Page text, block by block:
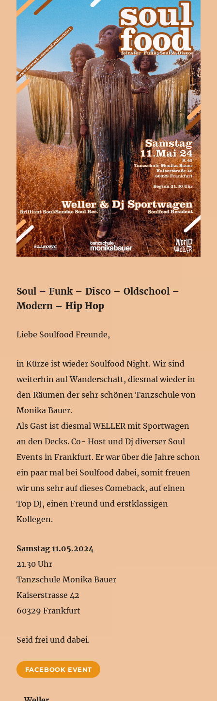
Soul – Funk – Disco – Oldschool –
Modern – Hip Hop
Liebe Soulfood Freunde,
in Kürze ist wieder Soulfood Night. Wir sind
weiterhin auf Wanderschaft, diesmal wieder in
den Räumen der sehr schönen Tanzschule von
Monika Bauer.
Als Gast ist diesmal WELLER mit Sportwagen
an den Decks. Co- Host und Dj diverser Soul
Events in Frankfurt. Er war über die Jahre schon
ein paar mal bei Soulfood dabei, somit freuen
wir uns sehr auf dieses Comeback, auf einen
Top DJ, einen Freund und erstklassigen
Kollegen.
Samstag 11.05.2024
21.30 Uhr
Tanzschule Monika Bauer
Kaiserstrasse 42
60329 Frankfurt
Seid frei und dabei.
FACEBOOK EVENT